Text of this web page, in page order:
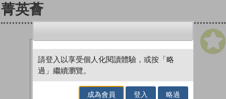
菁英薈
請登入以享受個人化閱讀體驗，或按「略
過」繼續瀏覽。
成為會員 登入 略過